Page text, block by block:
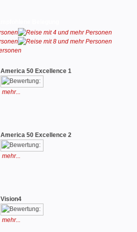
America 50 Excellence 1
mehr...
America 50 Excellence 2
mehr...
Vision4
mehr...